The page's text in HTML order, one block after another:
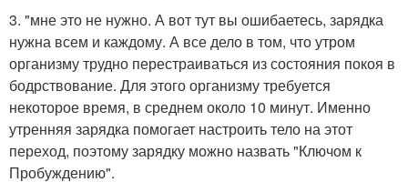
3. "мне это не нужно. А вот тут вы ошибаетесь, зарядка
нужна всем и каждому. А все дело в том, что утром
организму трудно перестраиваться из состояния покоя в
бодрствование. Для этого организму требуется
некоторое время, в среднем около 10 минут. Именно
утренняя зарядка помогает настроить тело на этот
переход, поэтому зарядку можно назвать "Ключом к
Пробуждению".